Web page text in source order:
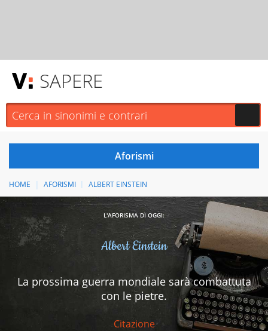
SAPERE
HOME AFORISMI ALBERT EINSTEIN
L'AFORISMA DI OGGI:
Albert Einstein
La prossima guerra mondiale sarà combattuta
con le pietre.
Citazione